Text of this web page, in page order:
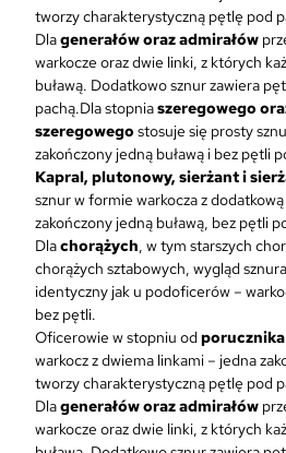
tworzy charakterystyczną pętlę pod
Dlagenerałów oraz admirałów
warkocze oraz dwie linki, z których
buławą. Dodatkowo sznur zawiera
pachą.Dla stopniaszeregowego
szeregowego stosuje się prosty
zakończony jedną buławą i bez pętli
Kapral, plutonowy, sierżant i
sznur w formie warkocza z
zakończony jedną buławą, bez pętli
Dlachorążych , w tym starszych
chorążych sztabowych, wygląd
identyczny jak u podoficerów –
bez pętli.
Oficerowie w stopniu od
warkocz z dwiema linkami – jedna
tworzy charakterystyczną pętlę pod
Dlagenerałów oraz admirałów
warkocze oraz dwie linki, z których